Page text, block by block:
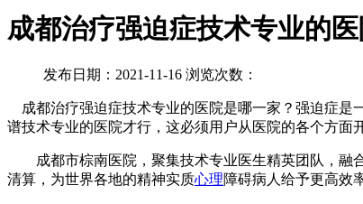
成都治疗强迫症技术专业的
发布日期：2021-11-16 浏览次数：
成都治疗强迫症技术专业的医院是哪一家？强迫症是
谱技术专业的医院才行，这必须用户从医院的各个方面
成都市棕南医院，聚集技术专业医生精英团队，融合
清算，为世界各地的精神实质心理障碍病人给予更高效